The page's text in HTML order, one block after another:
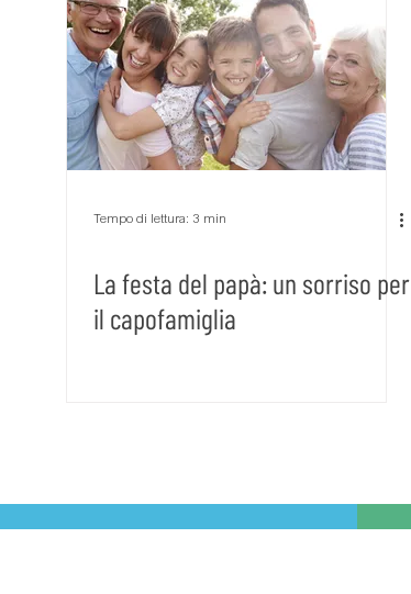
Tempo di lettura: 3 min
La festa del papà: un sorriso per
il capofamiglia